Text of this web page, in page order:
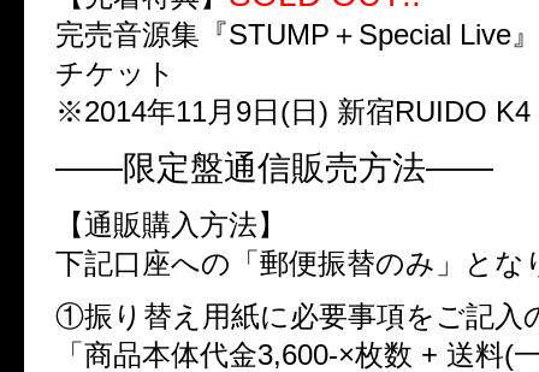
完売音源集『STUMP＋Special Live
チケット
※2014年11月9日(日) 新宿RUIDO
——限定盤通信販売方法——
【通販購入方法】
下記口座への「郵便振替のみ」とな
①振り替え用紙に必要事項をご記入
「商品本体代金3,600-×枚数 + 送料(